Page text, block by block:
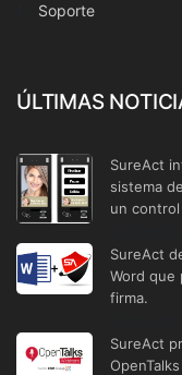
Soporte
ÚLTIMAS
SureAct
sistema
un
SureAct
Word que
firma.
SureAct